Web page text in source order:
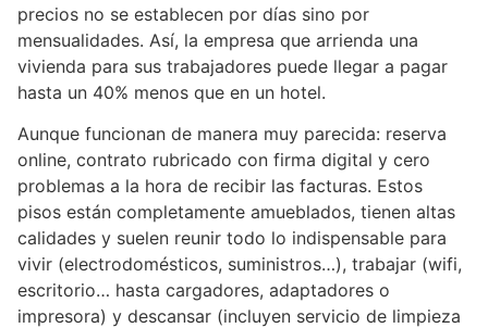
precios no se establecen por días sino por
mensualidades. Así, la empresa que arrienda una
vivienda para sus trabajadores puede llegar a pagar
hasta un 40% menos que en un hotel.
Aunque funcionan de manera muy parecida: reserva
online, contrato rubricado con firma digital y cero
problemas a la hora de recibir las facturas. Estos
pisos están completamente amueblados, tienen altas
calidades y suelen reunir todo lo indispensable para
vivir (electrodomésticos, suministros…), trabajar (wifi,
escritorio… hasta cargadores, adaptadores o
impresora) y descansar (incluyen servicio de limpieza